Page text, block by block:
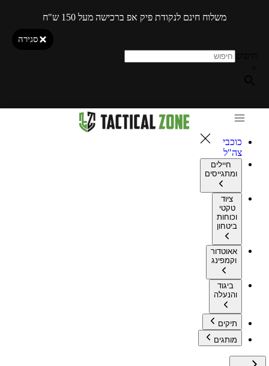
משלוח חינם לנקודת פיק אפ ברכישה מעל 150 ש"ח
סגירה
כוכבי
צה"ל
חיילים
ומתגייסים
ציוד
טקטי
וכוחות
ביטחון
אאוטדור
וקמפינג
ביגוד
והנעלה
תיקים
מותגים